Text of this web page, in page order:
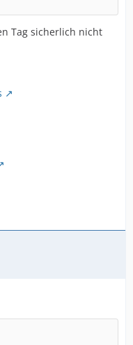
Tag sicherlich nicht